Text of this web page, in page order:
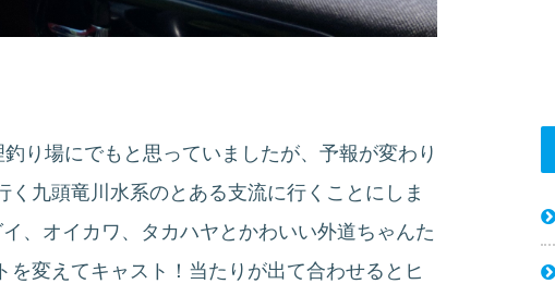
り場にでもと思っていましたが、予報が変わり
九頭竜川水系のとある支流に行くことにしま
、オイカワ、タカハヤとかわいい外道ちゃんた
変えてキャスト！当たりが出て合わせるとヒ